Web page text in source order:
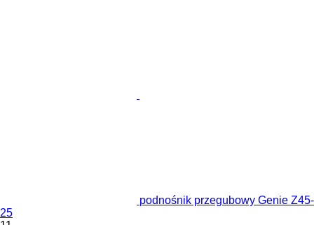
podnośnik przegubowy Genie Z45-
25